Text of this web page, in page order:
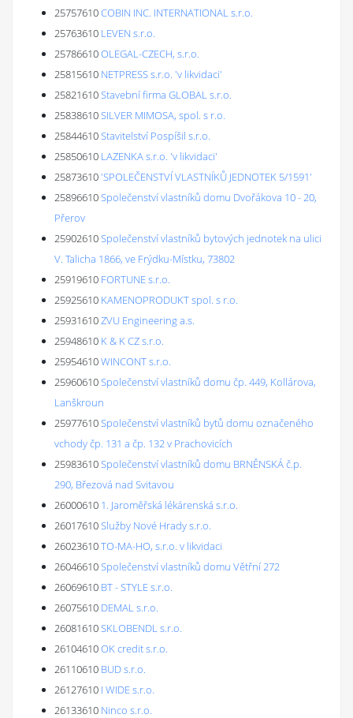
25757610COBIN INC. INTERNATIONAL s.r.o.
25763610 LEVEN s.r.o.
25786610OLEGAL-CZECH, s.r.o.
25815610 NETPRESS s.r.o. 'v likvidaci'
25821610Stavební firma GLOBAL s.r.o.
25838610SILVER MIMOSA, spol. s r.o.
25844610Stavitelství Pospíšil s.r.o.
25850610 LAZENKA s.r.o. 'v likvidaci'
25873610'SPOLEČENSTVÍ VLASTNÍKŮ JEDNOTEK 5/1591'
25896610Společenství vlastníků domu Dvořákova 10 - 20,
Přerov
25902610Společenství vlastníků bytových jednotek na ulici
V. Talicha 1866, ve Frýdku-Místku, 73802
25919610 FORTUNE s.r.o.
25925610 KAMENOPRODUKT spol. s r.o.
25931610ZVU Engineering a.s.
25948610 K & K CZ s.r.o.
25954610WINCONT s.r.o.
25960610Společenství vlastníků domu čp. 449, Kollárova,
Lanškroun
25977610Společenství vlastníků bytů domu označeného
vchody čp. 131 a čp. 132 v Prachovicích
25983610Společenství vlastníků domu BRNĚNSKÁ č.p.
290, Březová nad Svitavou
26000610 1. Jaroměřská lékárenská s.r.o.
26017610Služby Nové Hrady s.r.o.
26023610TO-MA-HO, s.r.o. v likvidaci
26046610Společenství vlastníků domu Větřní 272
26069610 BT - STYLE s.r.o.
26075610 DEMAL s.r.o.
26081610SKLOBENDL s.r.o.
26104610OK credit s.r.o.
26110610 BUD s.r.o.
26127610 I WIDE s.r.o.
26133610 Ninco s.r.o.